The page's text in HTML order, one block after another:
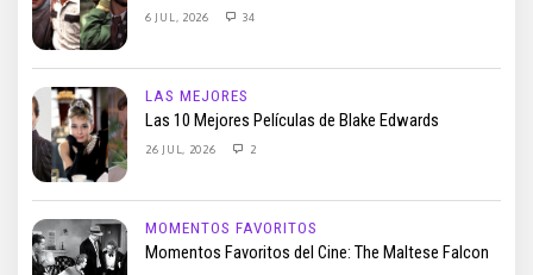
6 JUL, 2026 34
LAS MEJORES
Las 10 Mejores Películas de Blake Edwards
26 JUL, 2026 2
MOMENTOS FAVORITOS
Momentos Favoritos del Cine: The Maltese Falcon